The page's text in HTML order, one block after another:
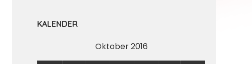
KALENDER
Oktober 2016